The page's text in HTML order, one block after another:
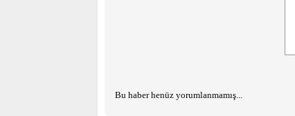
Bu haber henüz yorumlanmamış...